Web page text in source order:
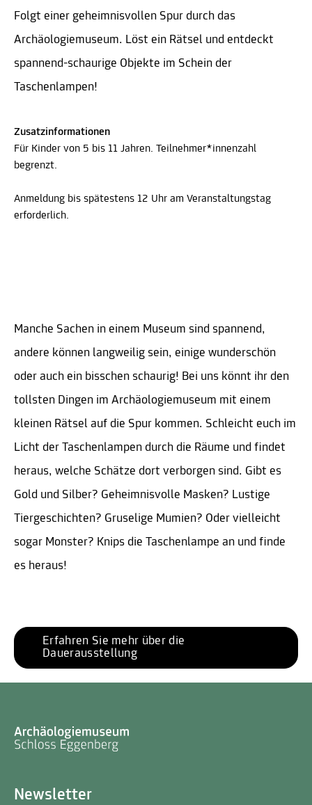
Folgt einer geheimnisvollen Spur durch das
Archäologiemuseum. Löst ein Rätsel und entdeckt
spannend-schaurige Objekte im Schein der
Taschenlampen!
Zusatzinformationen
Für Kinder von 5 bis 11 Jahren. Teilnehmer*innenzahl
begrenzt.
Anmeldung bis spätestens 12 Uhr am Veranstaltungstag
erforderlich.
Manche Sachen in einem Museum sind spannend,
andere können langweilig sein, einige wunderschön
oder auch ein bisschen schaurig! Bei uns könnt ihr den
tollsten Dingen im Archäologiemuseum mit einem
kleinen Rätsel auf die Spur kommen. Schleicht euch im
Licht der Taschenlampen durch die Räume und findet
heraus, welche Schätze dort verborgen sind. Gibt es
Gold und Silber? Geheimnisvolle Masken? Lustige
Tiergeschichten? Gruselige Mumien? Oder vielleicht
sogar Monster? Knips die Taschenlampe an und finde
es heraus!
Erfahren Sie mehr über die
Dauerausstellung
Newsletter